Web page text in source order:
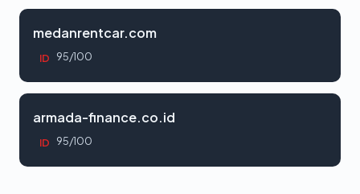
medanrentcar.com
ID 95/100
armada-finance.co.id
ID 95/100